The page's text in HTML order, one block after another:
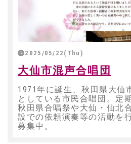
2025/05/22(Thu)
大仙市混声合唱団
1971年に誕生、秋田県大仙
としている市民合唱団。定
秋田県合唱祭や大仙・仙北
設での依頼演奏等の活動を
募集中。